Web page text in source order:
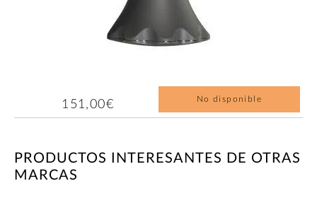
151,00€ No disponible
PRODUCTOS INTERESANTES DE OTRAS
MARCAS